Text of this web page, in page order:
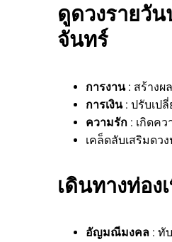
ดูดวงรายวั
จันทร์
การงาน : สร้างผ
การเงิน : ปรับเป
ความรัก : เกิดค
เคล็ดลับเสริมดว
เดินทางท่อง
อัญมณีมงคล : ทั